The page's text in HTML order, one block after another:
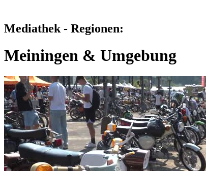
Mediathek - Regionen:
Meiningen & Umgebung